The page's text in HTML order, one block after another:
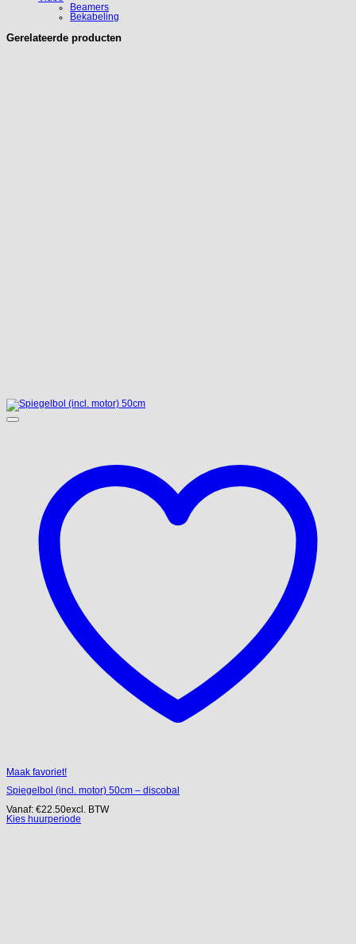
Beamers
Bekabeling
Gerelateerde producten
Maak favoriet!
Spiegelbol (incl. motor) 50cm – discobal
Vanaf: €22.50excl. BTW
Kies huurperiode